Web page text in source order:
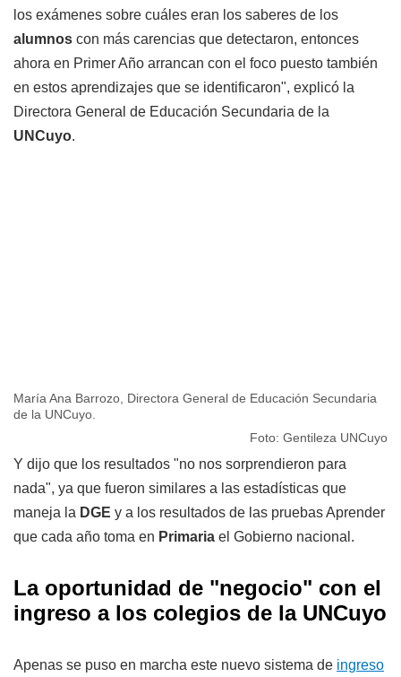
los exámenes sobre cuáles eran los saberes de los
alumnos con más carencias que detectaron, entonces
ahora en Primer Año arrancan con el foco puesto también
en estos aprendizajes que se identificaron", explicó la
Directora General de Educación Secundaria de la
UNCuyo.
María Ana Barrozo, Directora General de Educación Secundaria
de la UNCuyo.
Foto: Gentileza UNCuyo
Y dijo que los resultados "no nos sorprendieron para
nada", ya que fueron similares a las estadísticas que
maneja la DGE y a los resultados de las pruebas Aprender
que cada año toma en Primaria el Gobierno nacional.
La oportunidad de "negocio" con el
ingreso a los colegios de la UNCuyo
Apenas se puso en marcha este nuevo sistema de ingreso